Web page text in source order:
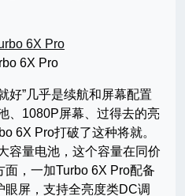
6X Pro
”几乎是续航和屏幕配置
1080P屏幕、过得去的亮
6X Pro打破了这种将就。
容量电池，这个容量在同价
，一加Turbo 6X Pro配备
屏，支持全亮度类DC调